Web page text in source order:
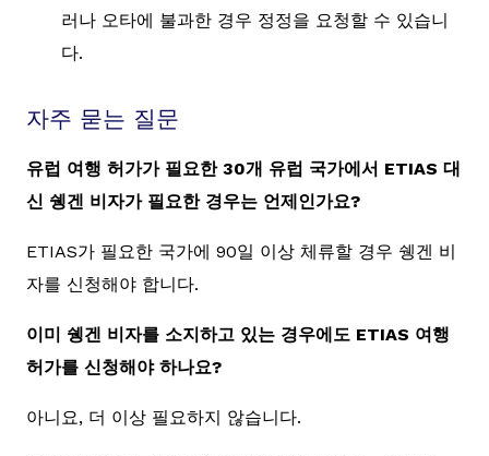
러나 오타에 불과한 경우 정정을 요청할 수 있습니
다.
자주 묻는 질문
유럽 여행 허가가 필요한 30개 유럽 국가에서 ETIAS 대
신 쉥겐 비자가 필요한 경우는 언제인가요?
ETIAS가 필요한 국가에 90일 이상 체류할 경우 쉥겐 비
자를 신청해야 합니다.
이미 쉥겐 비자를 소지하고 있는 경우에도 ETIAS 여행
허가를 신청해야 하나요?
아니요, 더 이상 필요하지 않습니다.